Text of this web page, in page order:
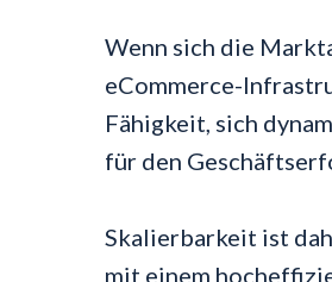
Wenn sich die
eCommerce-
Fähigkeit, sich
für den
Skalierbarkeit ist
mit einem